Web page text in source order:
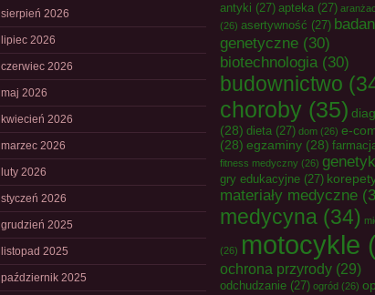
sierpień 2026
lipiec 2026
czerwiec 2026
maj 2026
kwiecień 2026
marzec 2026
luty 2026
styczeń 2026
grudzień 2025
listopad 2025
październik 2025
antyki (27) apteka (27)
(26) asertywność (27)
genetyczne (30)
biotechnologia(30)
budownictwo
choroby (35)
(28) dieta (27) dom (26) e-
(28) egzaminy (28)
fitness medyczny (26)
gry edukacyjne (27)
materiały medyczne
medycyna (34)
(26) motocykle
ochrona przyrody (29)
odchudzanie (27) ogród (26)